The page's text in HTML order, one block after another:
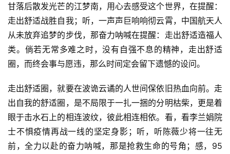
甘落后散发光芒的江梦南，用心去感受这个世界，在提醒：
走出舒适战胜自我；听，一声声巨响响彻云霄，中国航天人
从未放弃追梦的步伐，那奋力呐喊在提醒：走出舒适造福人
类。倘若无常多难之时，没有自强不息的精神，走出舒适
圈，而终会事与愿违，那么时间定会留下遗憾的设问。
走出舒适圈，就要在波诡云谲的人世间保依旧热血向前。走
出自我的舒适圈，是不局限于一扎一捆的分明枯柴，更是着
眼于击水石上的相连波纹，彼此相连相依。看，看李兰娟院
士不惧疫情再战一线的坚定身影；听，听陈薇少将一往无
前，全力以赴的奋力呐喊，那是抢救生命的号角；感，95